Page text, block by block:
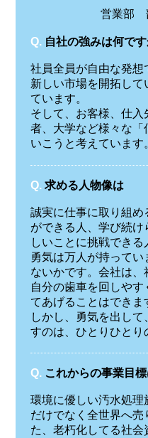
営業部
Q. 自社の強みは何で
社員全員が自由な発想
新しい市場を開拓し
ています。
そして、お客様、仕
者、大学など様々な「
いこうと考えています
Q. 求める人物像は
誠実に仕事に取り組
ができる人、学び続
しいことに挑戦できる
勇気は万人が持って
ないかです。会社は
自分の歯車を回しや
てあげることはできま
しかし、勇気を出し
すのは、ひとりひとり
Q. これからの事業目標
環境に優しい汚水処
だけでなく全世界へ売
た、老朽化してる社